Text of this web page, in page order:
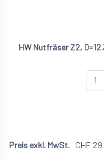
HW Nutfräser Z2,
CHF